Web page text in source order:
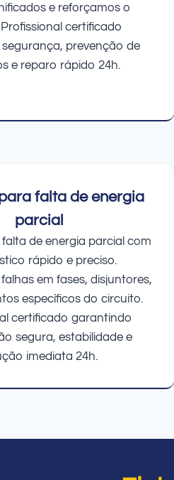
e reforçamos o
certificado
prevenção de
e reparo rápido 24h.
falta de energia
parcial
de energia parcial com
rápido e preciso.
em fases, disjuntores,
específicos do circuito.
certificado garantindo
segura, estabilidade e
imediata 24h.